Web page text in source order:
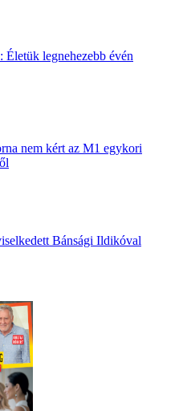
legnehezebb évén
nem kért az M1 egykori
Bánsági Ildikóval